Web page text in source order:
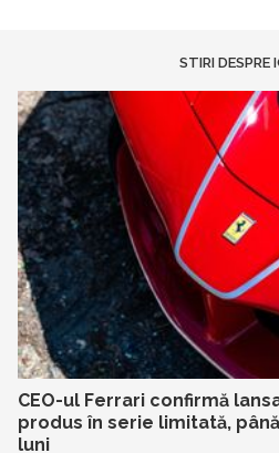
STIRI DESPRE
CEO-ul Ferrari confirmă
produs în serie limitată,
luni